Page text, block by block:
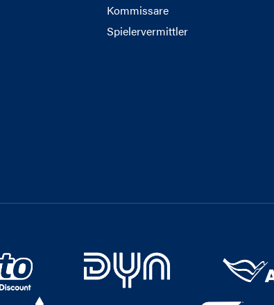
Kommissare
Spielervermittler